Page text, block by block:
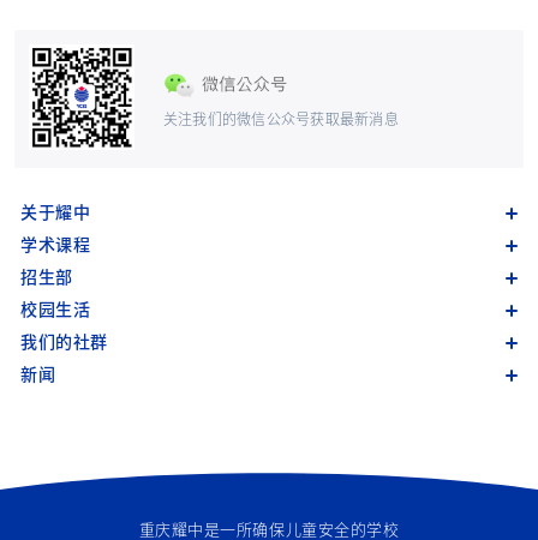
关注我们的微信公众号获取最新消息
关于耀中
学术课程
招生部
校园生活
我们的社群
新闻
重庆耀中是一所确保儿童安全的学校